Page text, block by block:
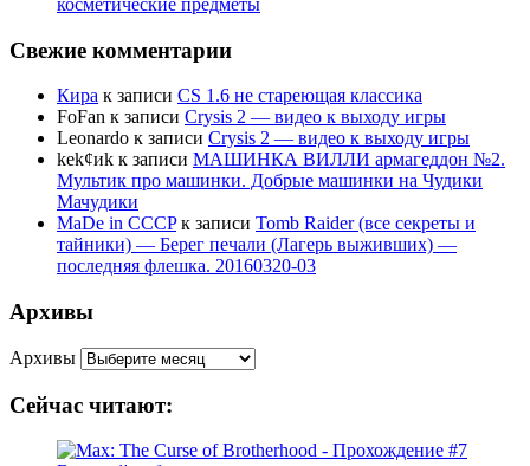
косметические предметы
Свежие комментарии
Кира к записи CS 1.6 не стареющая классика
FoFan к записи Crysis 2 — видео к выходу игры
Leonardo к записи Crysis 2 — видео к выходу игры
kek¢иk к записи МАШИНКА ВИЛЛИ армагеддон №2.
Мультик про машинки. Добрые машинки на Чудики
Мачудики
MaDe in CCCPк записи Tomb Raider (все секреты и
тайники) — Берег печали (Лагерь выживших) —
последняя флешка. 20160320-03
Архивы
Архивы
Сейчас читают: